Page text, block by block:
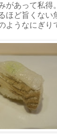
があって私得
ほど旨くない
ようなにぎり